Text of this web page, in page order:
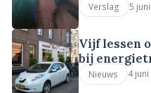
Verslag 5
Vijf lessen
bij
Nieuws 4 juni